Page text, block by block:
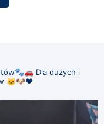
Dla dużych i
🐱🐶❤️